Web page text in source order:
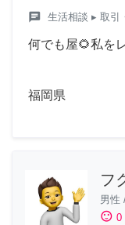
chat 生活相談 ▸ 取引
何でも屋🌻私を
福岡県
フ
男性
sentiment_satisfied 0